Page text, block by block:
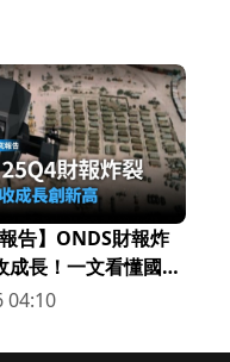
告】ONDS財報炸
成長！一文看懂國防
04:10